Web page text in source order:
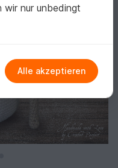
wir nur unbedingt
Alle akzeptieren